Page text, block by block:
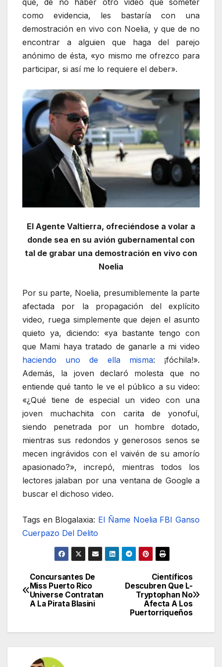
como evidencia, les bastaría con una
demostración en vivo con Noelia, y que de no
encontrar a alguien que haga del parejo
anónimo de ésta, «yo mismo me ofrezco para
participar, si así me lo requiere el deber».
El Agente Valtierra, ofreciéndose a volar a
donde sea en su avión gubernamental con
tal de grabar una demostración en vivo con
Noelia
Por su parte, Noelia, presumiblemente la parte
afectada por la propagación del explícito
video, ruega simplemente que dejen el asunto
quieto ya, diciendo: «ya bastante tengo con
que Mami haya tratado de ganarle a mi video
haciendo uno de ella misma: ¡fóchila!».
Además, la joven declaró molesta que no
entiende qué tanto le ve el público a su video:
«¿Qué tiene de especial un video con una
joven muchachita con carita de yonofuí,
siendo penetrada por un hombre dotado,
mientras sus redondos y generosos senos se
mecen ingrávidos con el vaivén de su amorío
apasionado?», increpó, mientras todos los
lectores jalaban por una ventana de Google a
buscar el dichoso video.
Tags en Blogalaxia: El Ñame Noelia FBI Ganso
Cuerpazo Del Delito
Navegación
de
Científicos
Descubren Que L-
Tryptophan No
Afecta A Los
Puertorriqueños
Concursantes De
Miss Puerto Rico
Universe Contratan
A La Pirata Blasini